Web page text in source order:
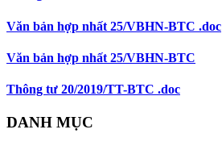
Văn bản hợp nhất 25/VBHN-BTC .doc
Văn bản hợp nhất 25/VBHN-BTC
Thông tư 20/2019/TT-BTC .doc
DANH MỤC